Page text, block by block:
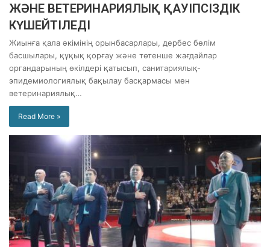
ЖӘНЕ ВЕТЕРИНАРИЯЛЫҚ ҚАУІПСІЗДІК
КҮШЕЙТІЛЕДІ
Жиынға қала әкімінің орынбасарлары, дербес бөлім
басшылары, құқық қорғау және төтенше жағдайлар
органдарының өкілдері қатысып, санитариялық-
эпидемиологиялық бақылау басқармасы мен
ветеринариялық…
Read More »